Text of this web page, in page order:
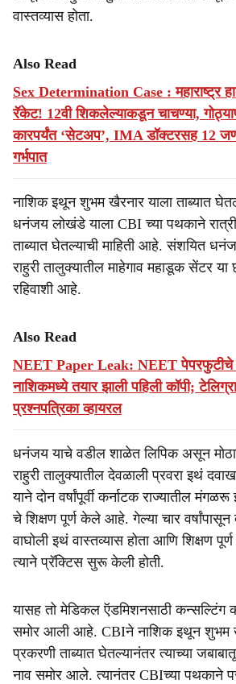
वास्तव्यास होता.
Also Read
Sex Determination Case : महाराष्ट्र
रॅकेट! 12वी शिकलेल्याकडून चाचण्या,
कारपर्यंत ‘सेटअप’, IMA डॉक्टरसह 12
गर्भपात
नाशिक इथून शुभम खैरनार याला ताब्यात
धनंजय लोखंडे याला CBI च्या पथकाने रात्री
ताब्यात घेतल्याची माहिती आहे. संशयित
राहुरी तालुक्यातील माहेगाव महाडूक सेंटर या
रहिवाशी आहे.
Also Read
NEET Paper Leak: NEET पेपरफुटीचे
नाशिकमध्ये तयार झाली पहिली कॉपी;
प्रश्नपत्रिका व्हायरल
धनंजय याचे वडील शाळेत लिपिक असून
राहुरी तालुक्यातील देवळाली प्रवरा इथं
याने दोन वर्षांपूर्वी कर्नाटक राज्यातील
चे शिक्षण पूर्ण केले आहे. गेल्या चार वर्षांपासून
वाघोली इथं वास्तव्यास होता आणि शिक्षण
त्याने प्रॅक्टिस सुरू केली होती.
यासह तो मेडिकल ऍडमिशनसाठी कन्सल्टिंग
समोर आली आहे. CBIने नाशिक इथून शुभम
प्रकरणी ताब्यात घेतल्यानंतर त्याच्या
नाव समोर आले. त्यानंतर CBIच्या पथकाने